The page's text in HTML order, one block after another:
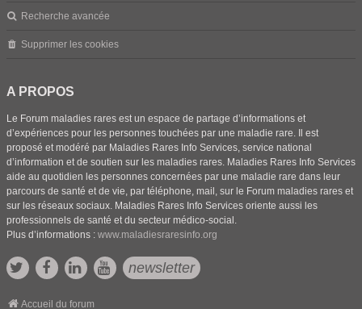
Recherche avancée
Supprimer les cookies
A PROPOS
Le Forum maladies rares est un espace de partage d’informations et
d’expériences pour les personnes touchées par une maladie rare. Il est
proposé et modéré par Maladies Rares Info Services, service national
d’information et de soutien sur les maladies rares. Maladies Rares Info Services
aide au quotidien les personnes concernées par une maladie rare dans leur
parcours de santé et de vie, par téléphone, mail, sur le Forum maladies rares et
sur les réseaux sociaux. Maladies Rares Info Services oriente aussi les
professionnels de santé et du secteur médico-social.
Plus d’informations : www.maladiesraresinfo.org
newsletter
Accueil du forum